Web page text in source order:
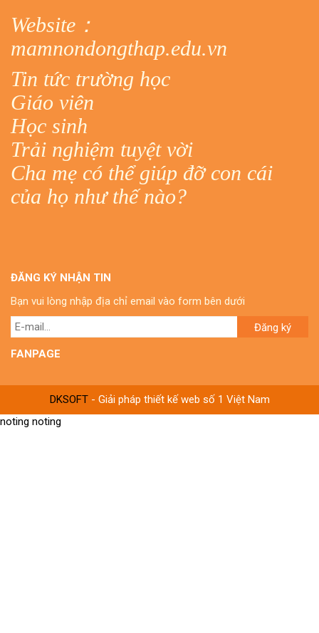
Website：
mamnondongthap.edu.vn
Tin tức trường học
Giáo viên
Học sinh
Trải nghiệm tuyệt vời
Cha mẹ có thể giúp đỡ con cái
của họ như thế nào?
ĐĂNG KÝ NHẬN TIN
Bạn vui lòng nhập địa chỉ email vào form bên dưới
Đăng ký
FANPAGE
DKSOFT- Giải pháp thiết kế web số 1 Việt Nam
noting noting